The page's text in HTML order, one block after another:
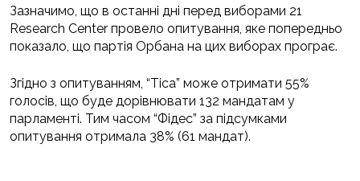
Зазначимо, що в останні дні перед виборами 21
Research Center провело опитування, яке попередньо
показало, що партія Орбана на цих виборах програє.
Згідно з опитуванням, “Тіса” може отримати 55%
голосів, що буде дорівнювати 132 мандатам у
парламенті. Тим часом “Фідес” за підсумками
опитування отримала 38% (61 мандат).